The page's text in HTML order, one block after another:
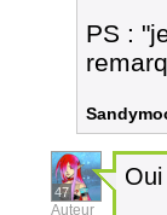
PS :
47
Auteur